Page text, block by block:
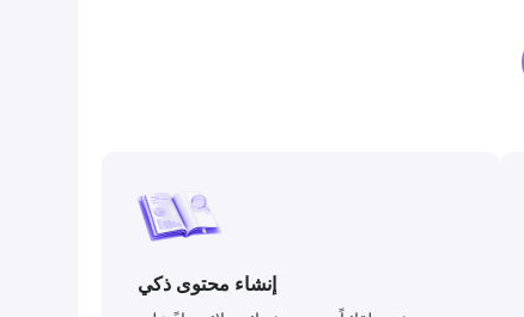
إنشاء محتوى ذكي